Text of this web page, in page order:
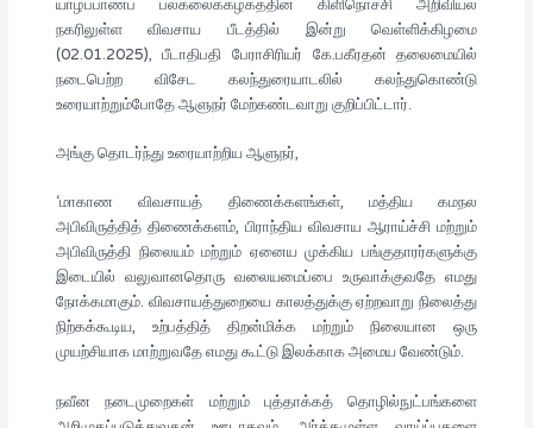
யாழ்ப்பாணப் பல்கலைக்கழகத்தின் கிளிநொச்சி அறிவியல்
நகரிலுள்ள விவசாய பீடத்தில் இன்று வெள்ளிக்கிழமை
(02.01.2025), பீடாதிபதி பேராசிரியர் கே.பகீரதன் தலைமையில்
நடைபெற்ற விசேட கலந்துரையாடலில் கலந்துகொண்டு
உரையாற்றும்போதே ஆளுநர் மேற்கண்டவாறு குறிப்பிட்டார்.
அங்கு தொடர்ந்து உரையாற்றிய ஆளுநர்,
‘மாகாண விவசாயத் திணைக்களங்கள், மத்திய கமநல
அபிவிருத்தித் திணைக்களம், பிராந்திய விவசாய ஆராய்ச்சி மற்றும்
அபிவிருத்தி நிலையம் மற்றும் ஏனைய முக்கிய பங்குதாரர்களுக்கு
இடையில் வலுவானதொரு வலையமைப்பை உருவாக்குவதே எமது
நோக்கமாகும். விவசாயத்துறையை காலத்துக்கு ஏற்றவாறு நிலைத்து
நிற்கக்கூடிய, உற்பத்தித் திறன்மிக்க மற்றும் நிலையான ஒரு
முயற்சியாக மாற்றுவதே எமது கூட்டு இலக்காக அமைய வேண்டும்.
நவீன நடைமுறைகள் மற்றும் புத்தாக்கத் தொழில்நுட்பங்களை